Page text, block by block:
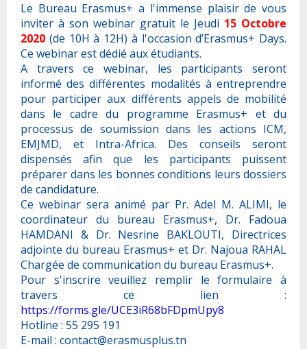
Le Bureau Erasmus+ a l'immense plaisir de vous
inviter à son webinar gratuit le Jeudi 15 Octobre
2020 (de 10H à 12H) à l'occasion d’Erasmus+ Days.
Ce webinar est dédié aux étudiants.
A travers ce webinar, les participants seront
informé des différentes modalités à entreprendre
pour participer aux différents appels de mobilité
dans le cadre du programme Erasmus+ et du
processus de soumission dans les actions ICM,
EMJMD, et Intra-Africa. Des conseils seront
dispensés afin que les participants puissent
préparer dans les bonnes conditions leurs dossiers
de candidature.
Ce webinar sera animé par Pr. Adel M. ALIMI, le
coordinateur du bureau Erasmus+, Dr. Fadoua
HAMDANI & Dr. Nesrine BAKLOUTI, Directrices
adjointe du bureau Erasmus+ et Dr. Najoua RAHAL
Chargée de communication du bureau Erasmus+.
Pour s'inscrire veuillez remplir le formulaire à
travers ce lien :
https://forms.gle/UCE3iR68bFDpmUpy8
Hotline : 55 295 191
E-mail : contact@erasmusplus.tn